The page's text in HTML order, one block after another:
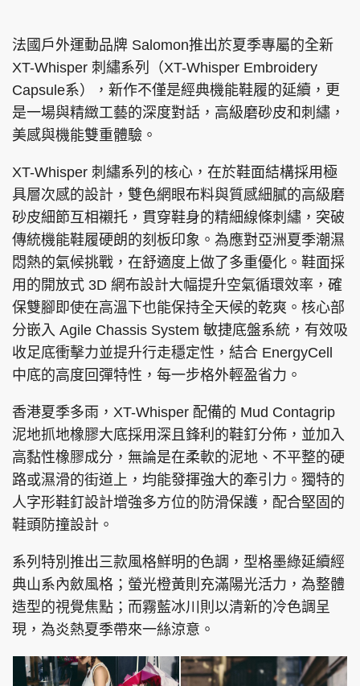
東周刊 cazbuyer 東Touch
頭條日報 星島環球 The Standard
親子王 JobMarket
頭條搵工 EDUPLUS
關於我們
聯絡我們
隱私政策聲明
使用條款
版權及免責聲明
©Eastweek.com.hk. All rights reserved.
法國戶外運動品牌 Salomon推出於夏季專屬的全新
XT-Whisper 刺繡系列（XT-Whisper Embroidery
Capsule系），新作不僅是經典機能鞋履的延續，更
是一場與精緻工藝的深度對話，高級磨砂皮和刺繡，
美感與機能雙重體驗。
XT-Whisper 刺繡系列的核心，在於鞋面結構採用極
具層次感的設計，雙色網眼布料與質感細膩的高級磨
砂皮細節互相襯托，貫穿鞋身的精細線條刺繡，突破
傳統機能鞋履硬朗的刻板印象。為應對亞洲夏季潮濕
悶熱的氣候挑戰，在舒適度上做了多重優化。鞋面採
用的開放式 3D 網布設計大幅提升空氣循環效率，確
保雙腳即使在高溫下也能保持全天候的乾爽。核心部
分嵌入 Agile Chassis System 敏捷底盤系統，有效吸
收足底衝擊力並提升行走穩定性，結合 EnergyCell
中底的高度回彈特性，每一步格外輕盈省力。
香港夏季多雨，XT-Whisper 配備的 Mud Contagrip
泥地抓地橡膠大底採用深且鋒利的鞋釘分佈，並加入
高黏性橡膠成分，無論是在柔軟的泥地、不平整的硬
路或濕滑的街道上，均能發揮強大的牽引力。獨特的
人字形鞋釘設計增強多方位的防滑保護，配合堅固的
鞋頭防撞設計。
系列特別推出三款風格鮮明的色調，型格墨綠延續經
典山系內斂風格；螢光橙黃則充滿陽光活力，為整體
造型的視覺焦點；而霧藍冰川則以清新的冷色調呈
現，為炎熱夏季帶來一絲涼意。